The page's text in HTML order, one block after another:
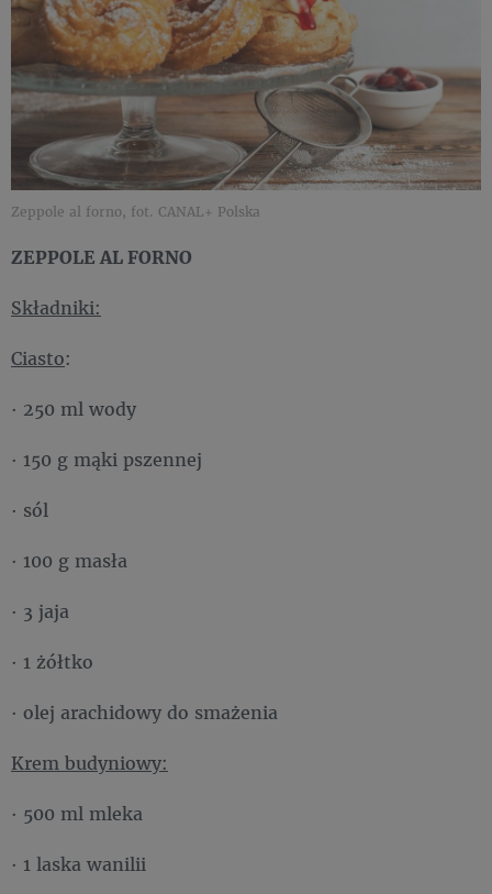
Zeppole al forno, fot. CANAL+ Polska
ZEPPOLE AL FORNO
Składniki:
Ciasto:
· 250 ml wody
· 150 g mąki pszennej
· sól
· 100 g masła
· 3 jaja
· 1 żółtko
· olej arachidowy do smażenia
Krem budyniowy:
· 500 ml mleka
· 1 laska wanilii